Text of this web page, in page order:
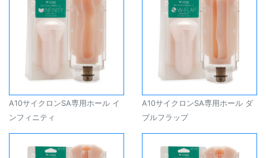
A10サイクロンSA専用ホール イ
ンフィニティ
A10サイクロンSA専用ホール ダ
ブルフラップ